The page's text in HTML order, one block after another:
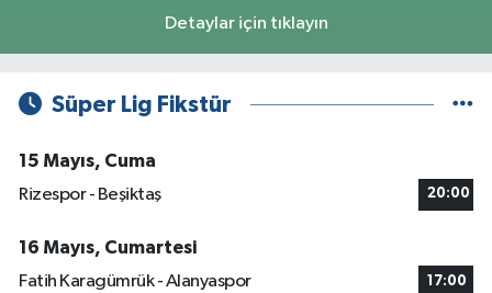
Detaylar için tıklayın
Süper Lig Fikstür
15 Mayıs, Cuma
Rizespor - Beşiktaş
20:00
16 Mayıs, Cumartesi
Fatih Karagümrük - Alanyaspor
17:00